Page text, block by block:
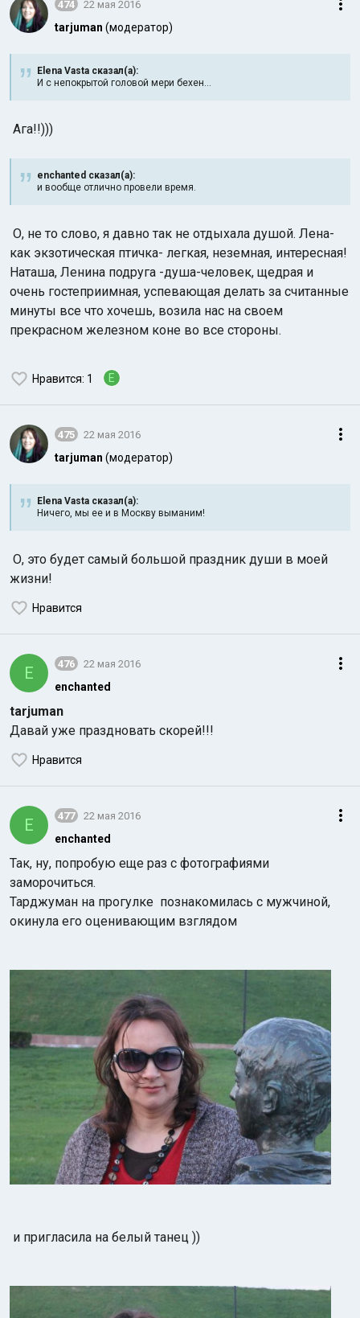
474 22 мая 2016
tarjuman (модератор)
Elena Vasta сказал(а):
И с непокрытой головой мери бехен...
Ага!!)))
enchanted сказал(а):
и вообще отлично провели время.
О, не то слово, я давно так не отдыхала душой. Лена-
как экзотическая птичка- легкая, неземная, интересная!
Наташа, Ленина подруга -душа-человек, щедрая и
очень гостеприимная, успевающая делать за считанные
минуты все что хочешь, возила нас на своем
прекрасном железном коне во все стороны.
Нравится: 1 E
475 22 мая 2016
tarjuman (модератор)
Elena Vasta сказал(а):
Ничего, мы ее и в Москву выманим!
О, это будет самый большой праздник души в моей
жизни!
Нравится
E 476 22 мая 2016
enchanted
tarjuman
Давай уже праздновать скорей!!!
Нравится
E 477 22 мая 2016
enchanted
Так, ну, попробую еще раз с фотографиями
заморочиться.
Тарджуман на прогулке познакомилась с мужчиной,
окинула его оценивающим взглядом
и пригласила на белый танец ))